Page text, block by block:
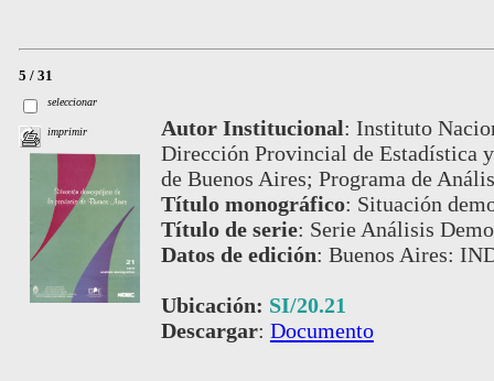
5 / 31
seleccionar
imprimir Autor Institucional: Instituto
Dirección Provincial de Estadística
de Buenos Aires; Programa de
Título monográfico: Situación
Título de serie: Serie Análisis
Datos de edición: Buenos Aires:
Ubicación: SI/20.21
Descargar: Documento